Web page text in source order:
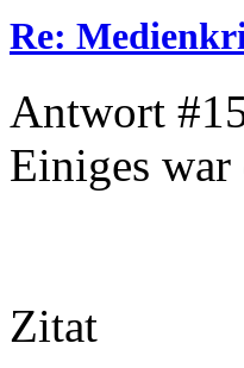
Re:
Antwort
Einiges
Zitat